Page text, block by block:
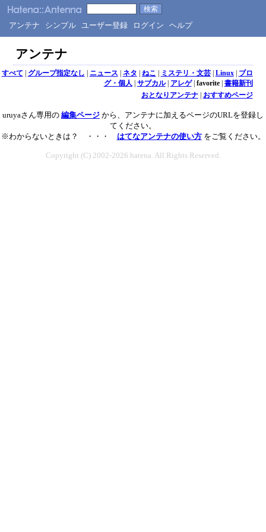
アンテナ シンプル ユーザー登録 ログイン ヘルプ
アンテナ
すべて | グループ指定なし | ニュース | ネタ | ねこ | ミステリ・文芸| Linux| ブロ
グ・個人 | サブカル| アレゲ| favorite| 書籍新刊
おとなりアンテナ| おすすめページ
uruyaさん専用の 編集ページ から、アンテナに加えるページのURLを登録し
てください。
※わからないときは？ ・・・ はてなアンテナの使い方をご覧ください。
Copyright (C) 2002-2026 hatena. All Rights Reserved.